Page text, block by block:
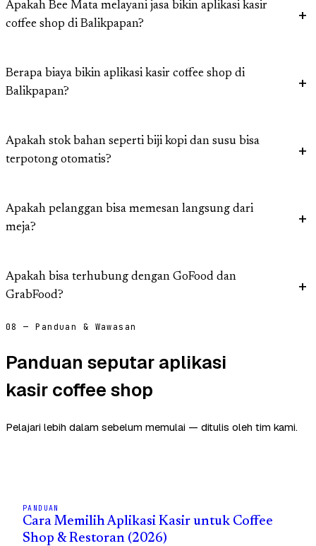
Apakah Bee Mata melayani jasa bikin aplikasi kasir
coffee shop di Balikpapan?
Berapa biaya bikin aplikasi kasir coffee shop di
Balikpapan?
Apakah stok bahan seperti biji kopi dan susu bisa
terpotong otomatis?
Apakah pelanggan bisa memesan langsung dari
meja?
Apakah bisa terhubung dengan GoFood dan
GrabFood?
08 — Panduan & Wawasan
Panduan seputar aplikasi
kasir coffee shop
Pelajari lebih dalam sebelum memulai — ditulis oleh tim kami.
PANDUAN
Cara Memilih Aplikasi Kasir untuk Coffee
Shop & Restoran (2026)